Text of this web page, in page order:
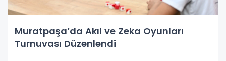
Muratpaşa’da Akıl ve Zeka Oyunları
Turnuvası Düzenlendi